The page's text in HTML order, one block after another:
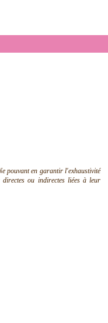
pouvant en garantir l'exhaustivité
directes ou indirectes liées à leur